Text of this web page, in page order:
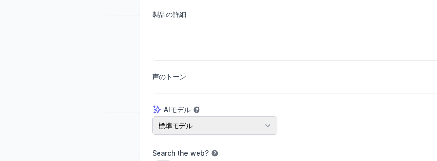
製品の詳細
声のトーン
AIモデル
AIモデル
標準モデル
Search the web?